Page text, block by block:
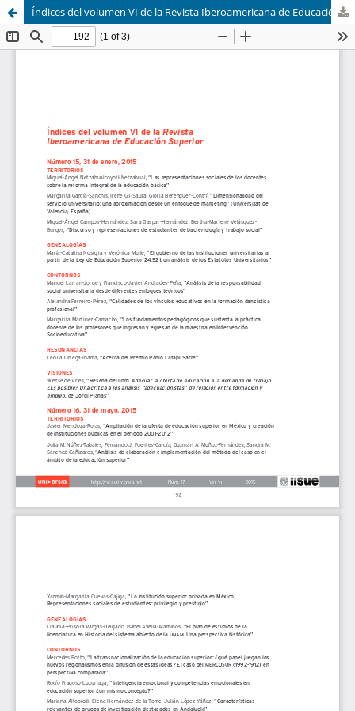
Índices del volumen VI de la Revista Iberoamericana de Educación Superior